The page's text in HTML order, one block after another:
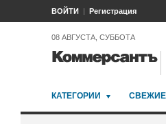
ВОЙТИ Регистрация
08 АВГУСТА, СУББОТА
КАТЕГОРИИ СВЕЖИЕ